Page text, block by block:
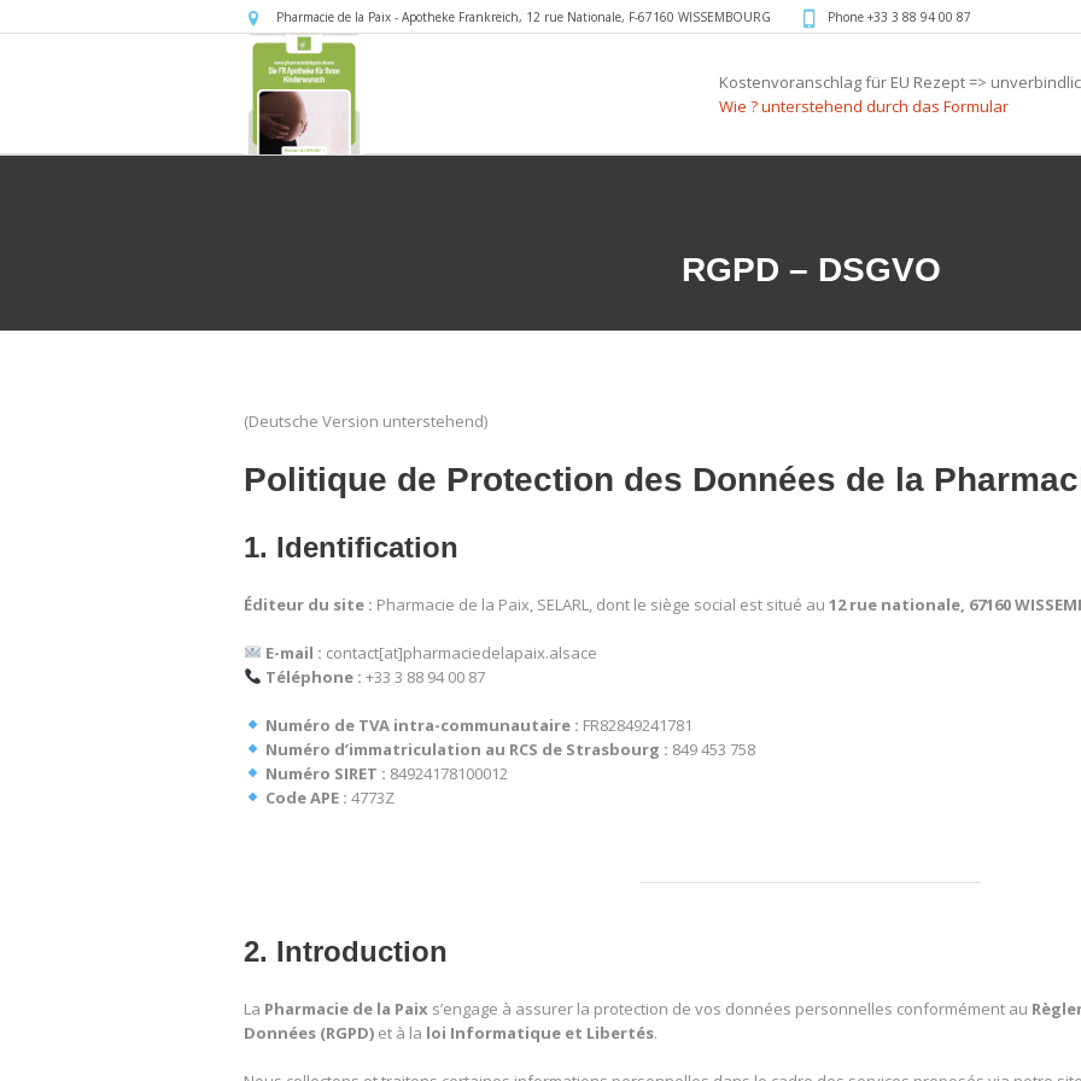
Pharmacie de la Paix - Apotheke Frankreich, 12 rue Nationale, F-67160 WISSEMBOURG Phone +33 3 88 94 00 87
Kostenvoranschlag für EU Rezept =>
Wie ? unterstehend durch das Formular
RGPD – DSGVO
(Deutsche Version unterstehend)
Politique de Protection des Données de la
1. Identification
Éditeur du site : Pharmacie de la Paix, SELARL, dont le siège social est situé au 12 rue nationale, 67160
E-mail : contact[at]pharmaciedelapaix.alsace
Téléphone : +33 3 88 94 00 87
Numéro de TVA intra-communautaire : FR82849241781
Numéro d’immatriculation au RCS de Strasbourg : 849 453 758
Numéro SIRET : 84924178100012
Code APE : 4773Z
2. Introduction
La Pharmacie de la Paix s’engage à assurer la protection de vos données personnelles conformément au
Données (RGPD) et à la loi Informatique et Libertés.